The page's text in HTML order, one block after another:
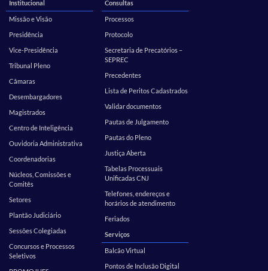
Institucional
Missão e Visão
Presidência
Vice-Presidência
Tribunal Pleno
Câmaras
Desembargadores
Magistrados
Centro de Inteligência
Ouvidoria Administrativa
Coordenadorias
Núcleos, Comissões e
Comitês
Setores
Plantão Judiciário
Sessões Colegiadas
Concursos e Processos
Seletivos
Consultas
Processos
Protocolo
Secretaria de Precatórios –
SEPREC
Precedentes
Lista de Peritos Cadastrados
Validar documentos
Pautas de Julgamento
Pautas do Pleno
Justiça Aberta
Tabelas Processuais
Unificadas CNJ
Telefones, endereços e
horários de atendimento
Feriados
Serviços
Balcão Virtual
Pontos de Inclusão Digital